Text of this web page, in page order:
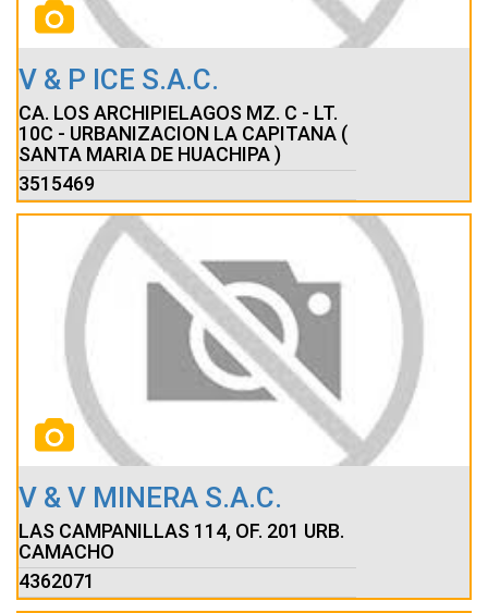
V & P ICE S.A.C.
CA. LOS ARCHIPIELAGOS MZ. C - LT.
10C - URBANIZACION LA CAPITANA (
SANTA MARIA DE HUACHIPA )
3515469
V & V MINERA S.A.C.
LAS CAMPANILLAS 114, OF. 201 URB.
CAMACHO
4362071